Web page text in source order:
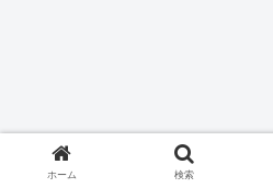
ホーム 検索